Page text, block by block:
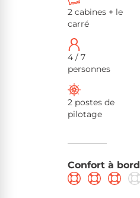
2 cabines + le
carré
4 / 7
personnes
2 postes de
pilotage
Confort à bord